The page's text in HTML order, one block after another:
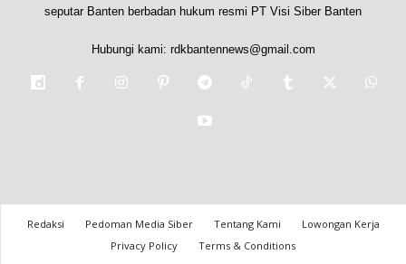
seputar Banten berbadan hukum resmi PT Visi Siber Banten
Hubungi kami: rdkbantennews@gmail.com
Redaksi Pedoman Media Siber Tentang Kami
Lowongan Kerja
Privacy Policy
Terms & Conditions